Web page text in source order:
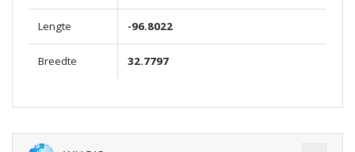
Lengte -96.8022
Breedte 32.7797